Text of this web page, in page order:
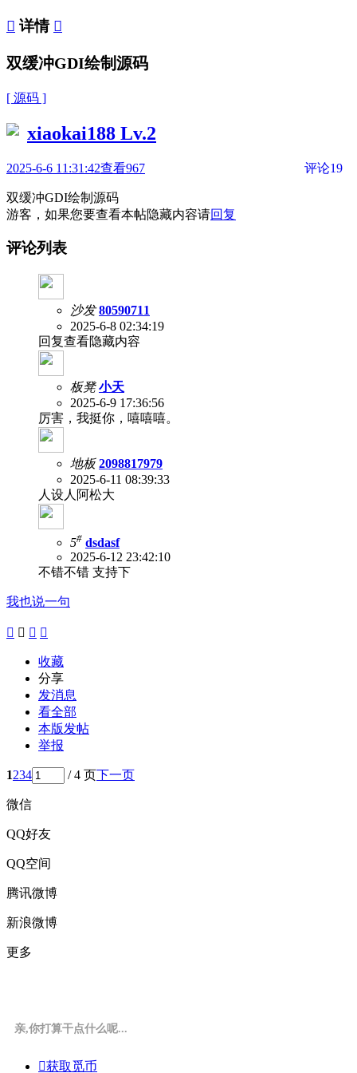
 详情 
双缓冲GDI绘制源码
[ 源码 ]
xiaokai188 Lv.2
2025-6-6 11:31:42查看967 评论19
双缓冲GDI绘制源码
游客，如果您要查看本帖隐藏内容请回复
评论列表
沙发 80590711
2025-6-8 02:34:19
回复查看隐藏内容
板凳 小天
2025-6-9 17:36:56
厉害，我挺你，嘻嘻嘻。
地板 2098817979
2025-6-11 08:39:33
人设人阿松大
5# dsdasf
2025-6-12 23:42:10
不错不错 支持下
我也说一句
   
收藏
分享
发消息
看全部
本版发帖
举报
1234 / 4 页下一页
微信
QQ好友
QQ空间
腾讯微博
新浪微博
更多
亲,你打算干点什么呢...
获取觅币